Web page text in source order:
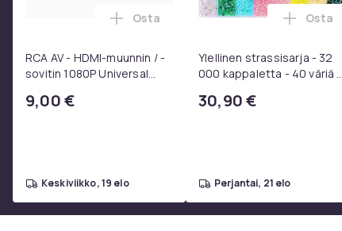
RCA AV - HDMI-muunnin / -
sovitin 1080P Universal
9,00 €
Lisää RCA AV - HDMI-muunnin / -
Osta
keskiviikko, 19 elo
Ylellinen strassisarja - 32
000 kappaletta - 40 väriä -
strassit - koko 3mm - Liima
30,90 €
Lisää
Osta
perjantai, 21 elo